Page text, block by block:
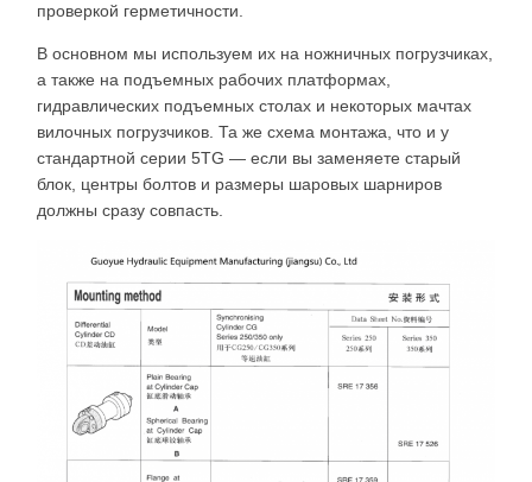
проверкой герметичности.
В основном мы используем их на ножничных погрузчиках,
а также на подъемных рабочих платформах,
гидравлических подъемных столах и некоторых мачтах
вилочных погрузчиков. Та же схема монтажа, что и у
стандартной серии 5TG — если вы заменяете старый
блок, центры болтов и размеры шаровых шарниров
должны сразу совпасть.